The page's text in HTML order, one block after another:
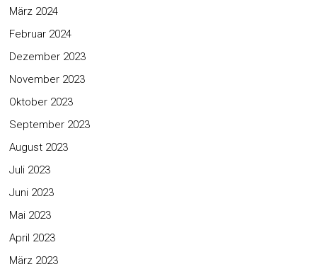
März 2024
Februar 2024
Dezember 2023
November 2023
Oktober 2023
September 2023
August 2023
Juli 2023
Juni 2023
Mai 2023
April 2023
März 2023